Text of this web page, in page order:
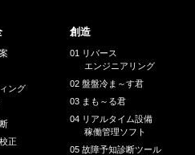
ング
正
創造
01 リバース
エンジニアリング
02 盤盤冷ま～す君
03 まも～る君
04 リアルタイム設備
稼働管理ソフト
05 故障予知診断ツール